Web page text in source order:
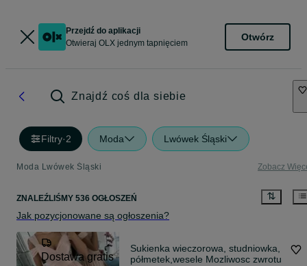
Przejdź do aplikacji
Otwieraj OLX jednym tapnięciem
Otwórz
Znajdź coś dla siebie
Filtry·2 Moda Lwówek Śląski
Moda Lwówek Śląski Zobacz
ZNALEŹLIŚMY 536 OGŁOSZEŃ
Jak pozycjonowane są ogłoszenia?
Dostawa gratis
Sukienka wieczorowa, studniowka,
półmetek,wesele Mozliwosc zwrotu